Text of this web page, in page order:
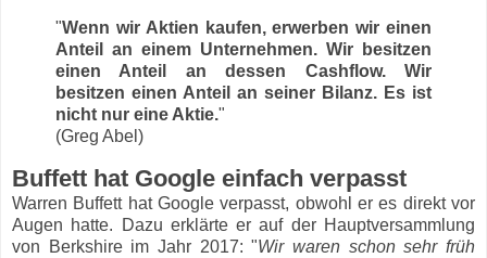
"Wenn wir Aktien kaufen, erwerben wir einen
Anteil an einem Unternehmen. Wir besitzen
einen Anteil an dessen Cashflow. Wir
besitzen einen Anteil an seiner Bilanz. Es ist
nicht nur eine Aktie."
(Greg Abel)
Buffett hat Google einfach verpasst
Warren Buffett hat Google verpasst, obwohl er es direkt vor
Augen hatte. Dazu erklärte er auf der Hauptversammlung
von Berkshire im Jahr 2017: "Wir waren schon sehr früh